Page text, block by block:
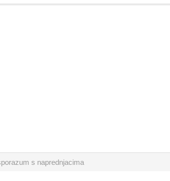
s naprednjacima